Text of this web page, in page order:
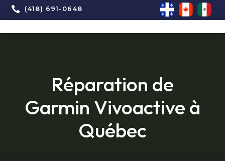
 (418) 691-0648
Réparation de
Garmin Vivoactive à
Québec